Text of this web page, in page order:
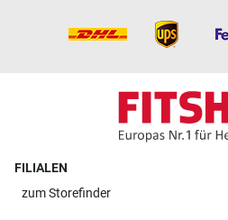
FILIALEN
zumStorefinder